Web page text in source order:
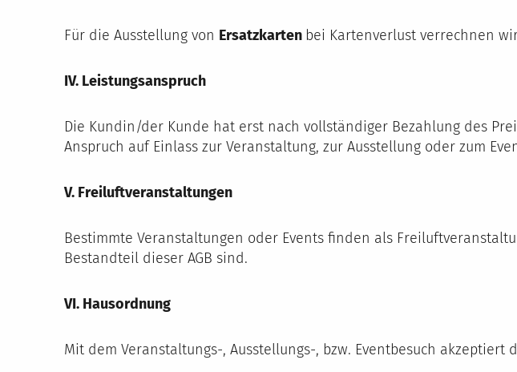
Für die Ausstellung von Ersatzkarten bei Kartenverlust verrechnen
IV. Leistungsanspruch
Die Kundin/der Kunde hat erst nach vollständiger Bezahlung des
Anspruch auf Einlass zur Veranstaltung, zur Ausstellung oder zum
V. Freiluftveranstaltungen
Bestimmte Veranstaltungen oder Events finden als
Bestandteil dieser AGB sind.
VI. Hausordnung
Mit dem Veranstaltungs-, Ausstellungs-, bzw. Eventbesuch